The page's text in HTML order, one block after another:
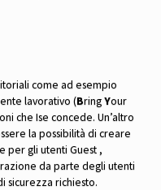
come ad esempio
lavorativo (BringYour
che Ise concede. Un’altro
la possibilità di creare
per gli utenti Guest ,
da parte degli utenti
sicurezza richiesto.